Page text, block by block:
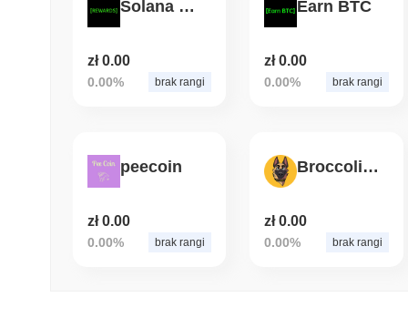
Solana Rewards
zł 0.00
0.00% brak rangi
Earn BTC
zł 0.00
0.00% brak rangi
peecoin
zł 0.00
0.00% brak rangi
Broccoli(broccolicoin.me)
zł 0.00
0.00% brak rangi